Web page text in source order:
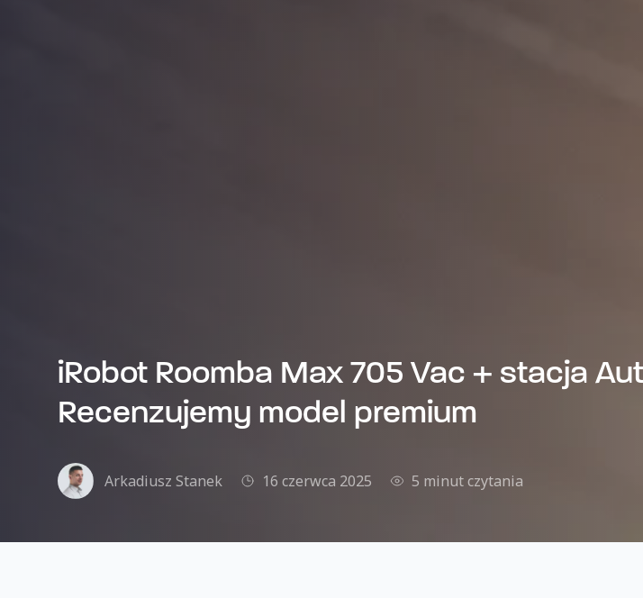
iRobot Roomba Max 705 Vac + stacja
Recenzujemy model premium
Arkadiusz Stanek 16 czerwca 2025 5 minut czytania